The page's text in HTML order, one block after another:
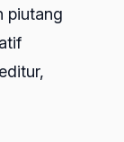
piutang